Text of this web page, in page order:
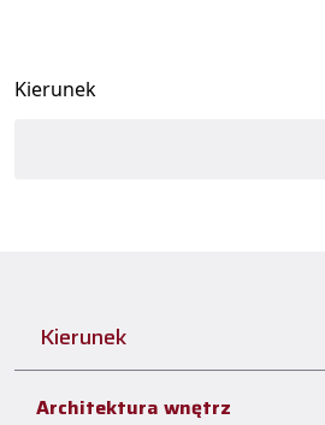
Kierunek
Kierunek
Architektura wnętrz